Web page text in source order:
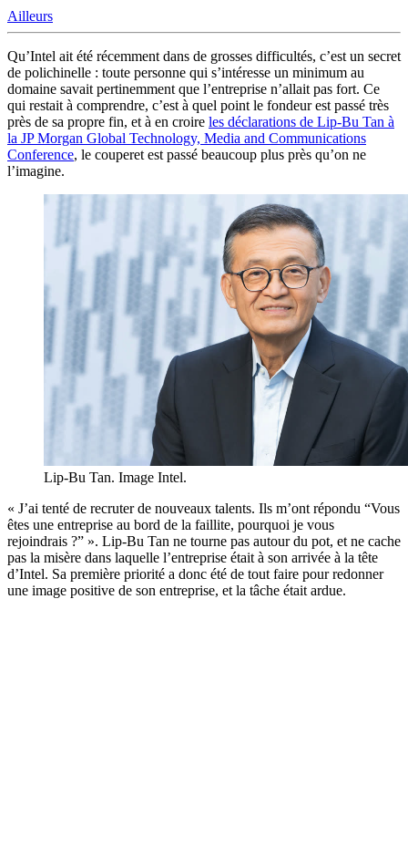
Ailleurs
Qu’Intel ait été récemment dans de grosses difficultés, c’est un secret
de polichinelle : toute personne qui s’intéresse un minimum au
domaine savait pertinemment que l’entreprise n’allait pas fort. Ce
qui restait à comprendre, c’est à quel point le fondeur est passé très
près de sa propre fin, et à en croire les déclarations de Lip-Bu Tan à
la JP Morgan Global Technology, Media and Communications
Conference, le couperet est passé beaucoup plus près qu’on ne
l’imagine.
Lip-Bu Tan. Image Intel.
« J’ai tenté de recruter de nouveaux talents. Ils m’ont répondu “Vous
êtes une entreprise au bord de la faillite, pourquoi je vous
rejoindrais ?” ». Lip-Bu Tan ne tourne pas autour du pot, et ne cache
pas la misère dans laquelle l’entreprise était à son arrivée à la tête
d’Intel. Sa première priorité a donc été de tout faire pour redonner
une image positive de son entreprise, et la tâche était ardue.